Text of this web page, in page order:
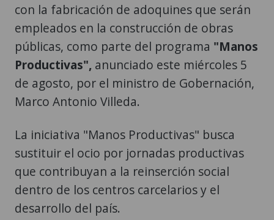
con la fabricación de adoquines que serán
empleados en la construcción de obras
públicas, como parte del programa "Manos
Productivas", anunciado este miércoles 5
de agosto, por el ministro de Gobernación,
Marco Antonio Villeda.
La iniciativa "Manos Productivas" busca
sustituir el ocio por jornadas productivas
que contribuyan a la reinserción social
dentro de los centros carcelarios y el
desarrollo del país.